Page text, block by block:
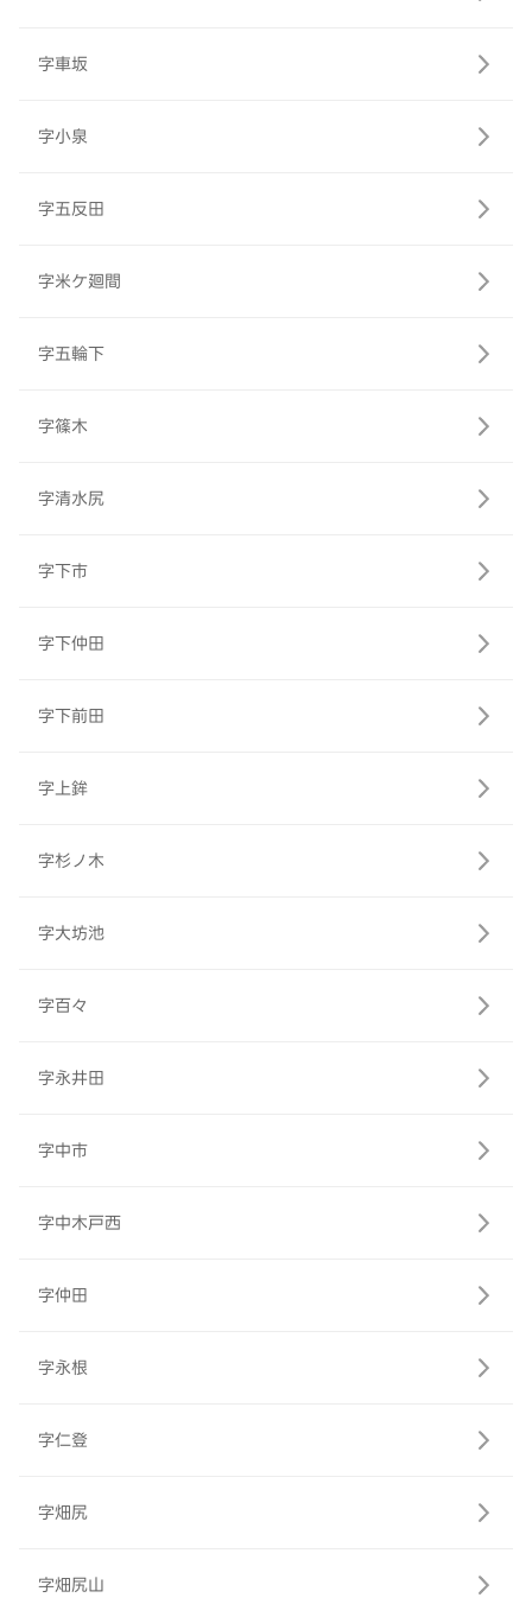
字車坂
字小泉
字五反田
字米ケ廻間
字五輪下
字篠木
字清水尻
字下市
字下仲田
字下前田
字上鉾
字杉ノ木
字大坊池
字百々
字永井田
字中市
字中木戸西
字仲田
字永根
字仁登
字畑尻
字畑尻山